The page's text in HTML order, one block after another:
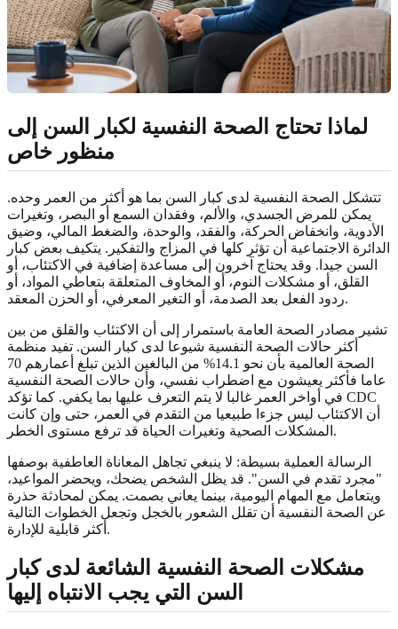
لماذا تحتاج الصحة النفسية لكبار السن إلى
منظور خاص
تتشكل الصحة النفسية لدى كبار السن بما هو أكثر من العمر وحده.
يمكن للمرض الجسدي، والألم، وفقدان السمع أو البصر، وتغيرات
الأدوية، وانخفاض الحركة، والفقد، والوحدة، والضغط المالي، وضيق
الدائرة الاجتماعية أن تؤثر كلها في المزاج والتفكير. يتكيف بعض كبار
السن جيدا. وقد يحتاج آخرون إلى مساعدة إضافية في الاكتئاب، أو
القلق، أو مشكلات النوم، أو المخاوف المتعلقة بتعاطي المواد، أو
ردود الفعل بعد الصدمة، أو التغير المعرفي، أو الحزن المعقد.
تشير مصادر الصحة العامة باستمرار إلى أن الاكتئاب والقلق من بين
أكثر حالات الصحة النفسية شيوعا لدى كبار السن. تفيد منظمة
الصحة العالمية بأن نحو 14.1% من البالغين الذين تبلغ أعمارهم 70
عاما فأكثر يعيشون مع اضطراب نفسي، وأن حالات الصحة النفسية
في أواخر العمر غالبا لا يتم التعرف عليها بما يكفي. كما تؤكد CDC
أن الاكتئاب ليس جزءا طبيعيا من التقدم في العمر، حتى وإن كانت
المشكلات الصحية وتغيرات الحياة قد ترفع مستوى الخطر.
الرسالة العملية بسيطة: لا ينبغي تجاهل المعاناة العاطفية بوصفها
"مجرد تقدم في السن". قد يظل الشخص يضحك، ويحضر المواعيد،
ويتعامل مع المهام اليومية، بينما يعاني بصمت. يمكن لمحادثة حذرة
عن الصحة النفسية أن تقلل الشعور بالخجل وتجعل الخطوات التالية
أكثر قابلية للإدارة.
مشكلات الصحة النفسية الشائعة لدى كبار
السن التي يجب الانتباه إليها